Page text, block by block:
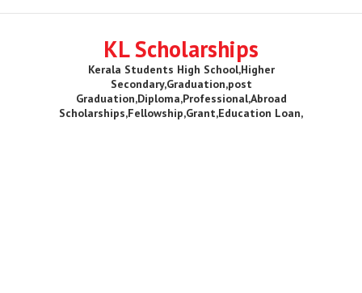
KL Scholarships
Kerala Students High School,Higher
Secondary,Graduation,post
Graduation,Diploma,Professional,Abroad
Scholarships,Fellowship,Grant,Education Loan,